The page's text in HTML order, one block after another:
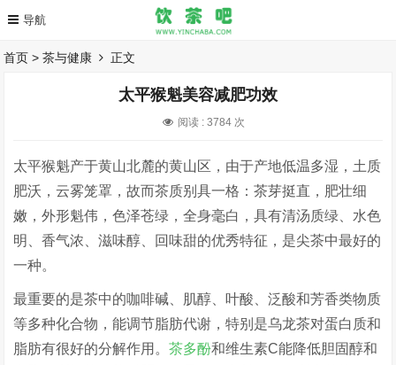
首页 >茶与健康 正文
太平猴魁美容减肥功效
阅读 :3784 次
太平猴魁产于黄山北麓的黄山区，由于产地低温多湿，土质
肥沃，云雾笼罩，故而茶质别具一格：茶芽挺直，肥壮细
嫩，外形魁伟，色泽苍绿，全身毫白，具有清汤质绿、水色
明、香气浓、滋味醇、回味甜的优秀特征，是尖茶中最好的
一种。
最重要的是茶中的咖啡碱、肌醇、叶酸、泛酸和芳香类物质
等多种化合物，能调节脂肪代谢，特别是乌龙茶对蛋白质和
脂肪有很好的分解作用。茶多酚和维生素C能降低胆固醇和